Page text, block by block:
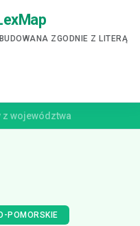
ZGODNIE Z LITERĄ
z województwa
POMORSKIE